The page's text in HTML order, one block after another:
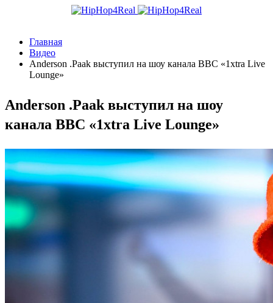
Главная
Видео
Anderson .Paak выступил на шоу канала BBC «1xtra Live
Lounge»
Anderson .Paak выступил на шоу
канала BBC «1xtra Live Lounge»